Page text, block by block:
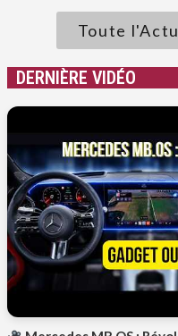
Toute
DERNIÈRE VIDÉO